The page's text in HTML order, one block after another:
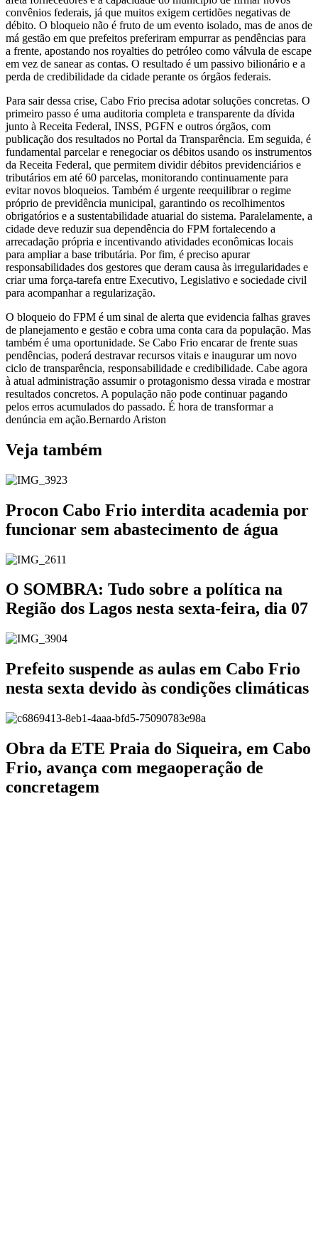
convênios federais, já que muitos exigem certidões negativas de
débito. O bloqueio não é fruto de um evento isolado, mas de anos de
má gestão em que prefeitos preferiram empurrar as pendências para
a frente, apostando nos royalties do petróleo como válvula de escape
em vez de sanear as contas. O resultado é um passivo bilionário e a
perda de credibilidade da cidade perante os órgãos federais.
Para sair dessa crise, Cabo Frio precisa adotar soluções concretas. O
primeiro passo é uma auditoria completa e transparente da dívida
junto à Receita Federal, INSS, PGFN e outros órgãos, com
publicação dos resultados no Portal da Transparência. Em seguida, é
fundamental parcelar e renegociar os débitos usando os instrumentos
da Receita Federal, que permitem dividir débitos previdenciários e
tributários em até 60 parcelas, monitorando continuamente para
evitar novos bloqueios. Também é urgente reequilibrar o regime
próprio de previdência municipal, garantindo os recolhimentos
obrigatórios e a sustentabilidade atuarial do sistema. Paralelamente, a
cidade deve reduzir sua dependência do FPM fortalecendo a
arrecadação própria e incentivando atividades econômicas locais
para ampliar a base tributária. Por fim, é preciso apurar
responsabilidades dos gestores que deram causa às irregularidades e
criar uma força-tarefa entre Executivo, Legislativo e sociedade civil
para acompanhar a regularização.
O bloqueio do FPM é um sinal de alerta que evidencia falhas graves
de planejamento e gestão e cobra uma conta cara da população. Mas
também é uma oportunidade. Se Cabo Frio encarar de frente suas
pendências, poderá destravar recursos vitais e inaugurar um novo
ciclo de transparência, responsabilidade e credibilidade. Cabe agora
à atual administração assumir o protagonismo dessa virada e mostrar
resultados concretos. A população não pode continuar pagando
pelos erros acumulados do passado. É hora de transformar a
denúncia em ação.Bernardo Ariston
Veja também
Procon Cabo Frio interdita academia por
funcionar sem abastecimento de água
O SOMBRA: Tudo sobre a política na
Região dos Lagos nesta sexta-feira, dia 07
Prefeito suspende as aulas em Cabo Frio
nesta sexta devido às condições climáticas
Obra da ETE Praia do Siqueira, em Cabo
Frio, avança com megaoperação de
concretagem